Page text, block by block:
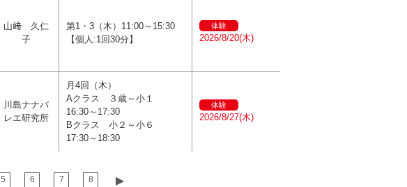
山﨑 久仁
子
第1・3（木）11:00～15:30
【個人:1回30分】
体験
2026/8/20(木)
川島ナナバ
レエ研究所
月4回（木）
Aクラス ３歳～小１
16:30～17:30
Bクラス 小２～小６
17:30～18:30
体験
2026/8/27(木)
5 6 7 8 ▶︎